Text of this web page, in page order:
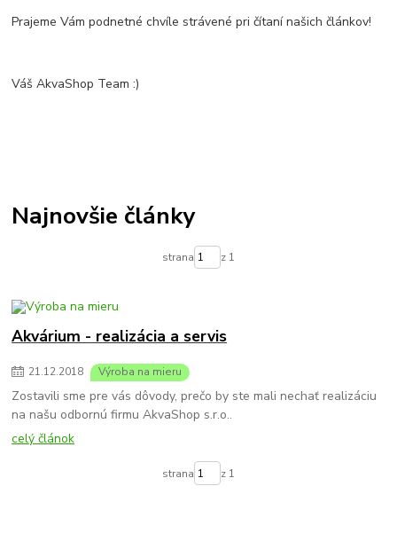
Prajeme Vám podnetné chvíle strávené pri čítaní našich článkov!
Váš AkvaShop Team :)
Najnovšie články
strana z 1
Akvárium - realizácia a servis
21.12.2018 Výroba na mieru
Zostavili sme pre vás dôvody, prečo by ste mali nechať realizáciu
na našu odbornú firmu AkvaShop s.r.o..
celý článok
strana z 1